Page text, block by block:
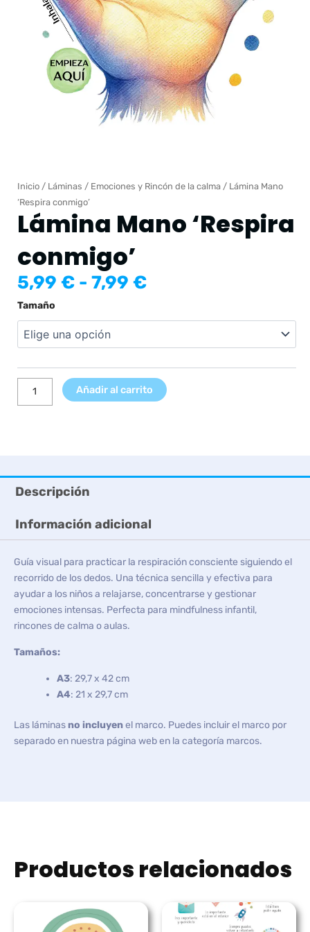
Inicio / Láminas / Emociones y Rincón de la calma / Lámina Mano
‘Respira conmigo’
Lámina Mano ‘Respira
conmigo’
5,99 € - 7,99 €Rango
5,99 €
hasta
7,99 €
Tamaño
Lámina
Mano
'Respira
conmigo'
cantidad
Añadir al carrito
Descripción
Información adicional
Guía visual para practicar la respiración consciente siguiendo el
recorrido de los dedos. Una técnica sencilla y efectiva para
ayudar a los niños a relajarse, concentrarse y gestionar
emociones intensas. Perfecta para mindfulness infantil,
rincones de calma o aulas.
Tamaños:
A3: 29,7 x 42 cm
A4: 21 x 29,7 cm
Las láminas no incluyenel marco. Puedes incluir el marco por
separado en nuestra página web en la categoría marcos.
Productos relacionados
de
precios:
Rango
precios: